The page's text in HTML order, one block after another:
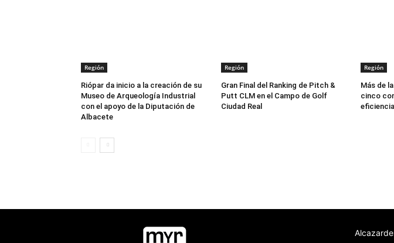
Región
Riópar da inicio a la creación de su
Museo de Arqueología Industrial
con el apoyo de la Diputación de
Albacete
Región
Gran Final del Ranking de Pitch &
Putt CLM en el Campo de Golf
Ciudad Real
Región
Más de
cinco